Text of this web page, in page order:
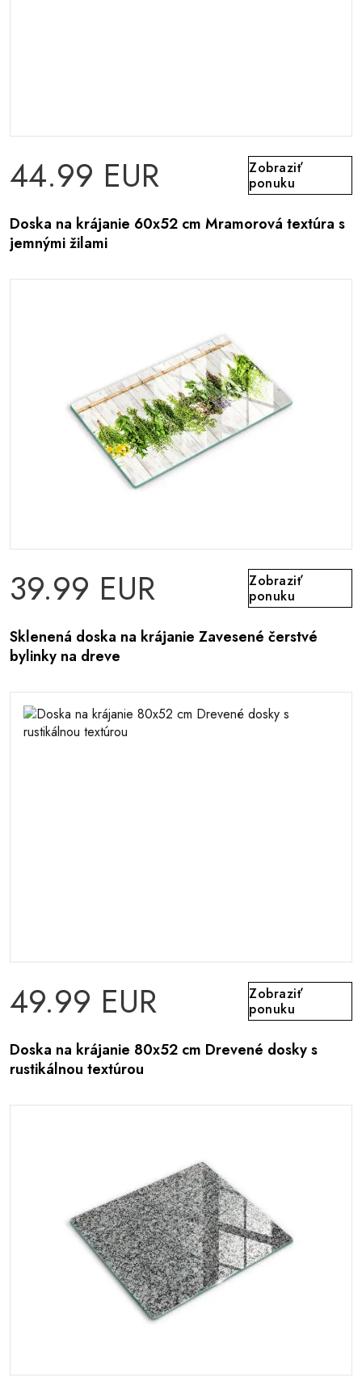
44.99 EUR
Zobraziť
ponuku
Doska na krájanie 60x52 cm Mramorová textúra s
jemnými žilami
39.99 EUR
Zobraziť
ponuku
Sklenená doska na krájanie Zavesené čerstvé
bylinky na dreve
49.99 EUR
Zobraziť
ponuku
Doska na krájanie 80x52 cm Drevené dosky s
rustikálnou textúrou